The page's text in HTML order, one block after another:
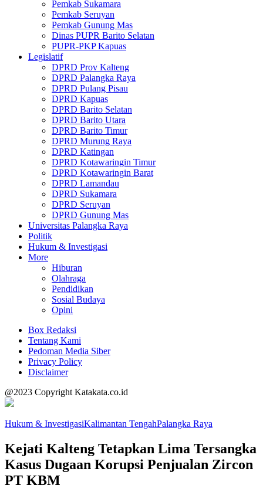
Pemkab Sukamara
Pemkab Seruyan
Pemkab Gunung Mas
Dinas PUPR Barito Selatan
PUPR-PKP Kapuas
Legislatif
DPRD Prov Kalteng
DPRD Palangka Raya
DPRD Pulang Pisau
DPRD Kapuas
DPRD Barito Selatan
DPRD Barito Utara
DPRD Barito Timur
DPRD Murung Raya
DPRD Katingan
DPRD Kotawaringin Timur
DPRD Kotawaringin Barat
DPRD Lamandau
DPRD Sukamara
DPRD Seruyan
DPRD Gunung Mas
Universitas Palangka Raya
Politik
Hukum & Investigasi
More
Hiburan
Olahraga
Pendidikan
Sosial Budaya
Opini
Box Redaksi
Tentang Kami
Pedoman Media Siber
Privacy Policy
Disclaimer
@2023 Copyright Katakata.co.id
Hukum & InvestigasiKalimantan TengahPalangka Raya
Kejati Kalteng Tetapkan Lima Tersangka
Kasus Dugaan Korupsi Penjualan Zircon
PT KBM